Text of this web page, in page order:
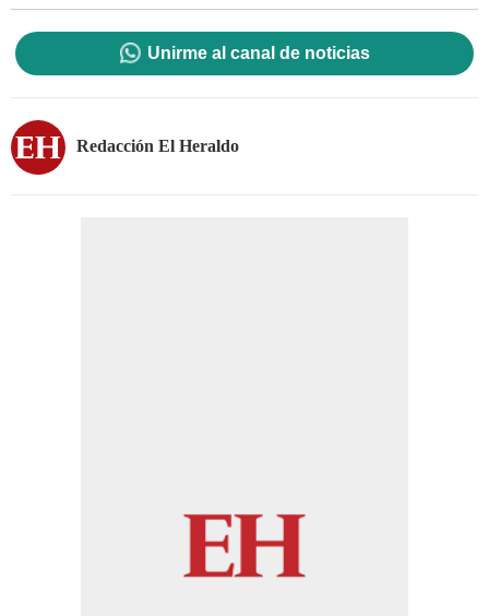
Unirme al canal de noticias
Redacción El Heraldo